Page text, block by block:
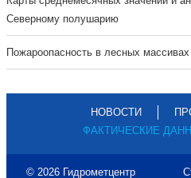
Северному полушарию
Пожароопасность в лесных
НОВОСТИ
ФАКТИЧЕСКИЕ
© 2026 Гидрометцентр